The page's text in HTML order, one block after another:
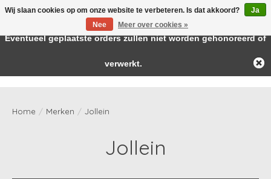
Home / Merken / Jollein
Jollein
Wij slaan cookies op om onze website te verbeteren. Is dat akkoord?
Ja
Nee
Meer over cookies »
← Keer terug naar de backofficeDeze winkel is in aanbouw.
Eventueel geplaatste orders zullen niet worden gehonoreerd of
verwerkt.